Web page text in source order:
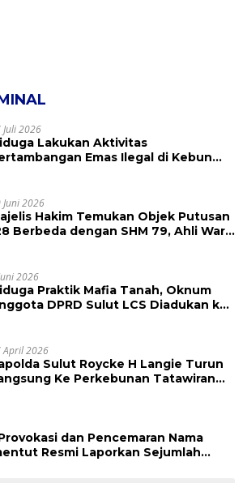
Juli 2026
Lakukan Aktivitas
Emas Ilegal di Kebun
Juni 2026
Hakim Temukan Objek Putusan
Berbeda dengan SHM 79, Ahli Waris
2026
Praktik Mafia Tanah, Oknum
DPRD Sulut LCS Diadukan ke
April 2026
Sulut Roycke H Langie Turun
Ke Perkebunan Tatawiran
dan Pencemaran Nama
Resmi Laporkan Sejumlah